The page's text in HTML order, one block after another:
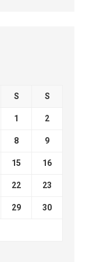
S S
1 2
8 9
15 16
22 23
29 30